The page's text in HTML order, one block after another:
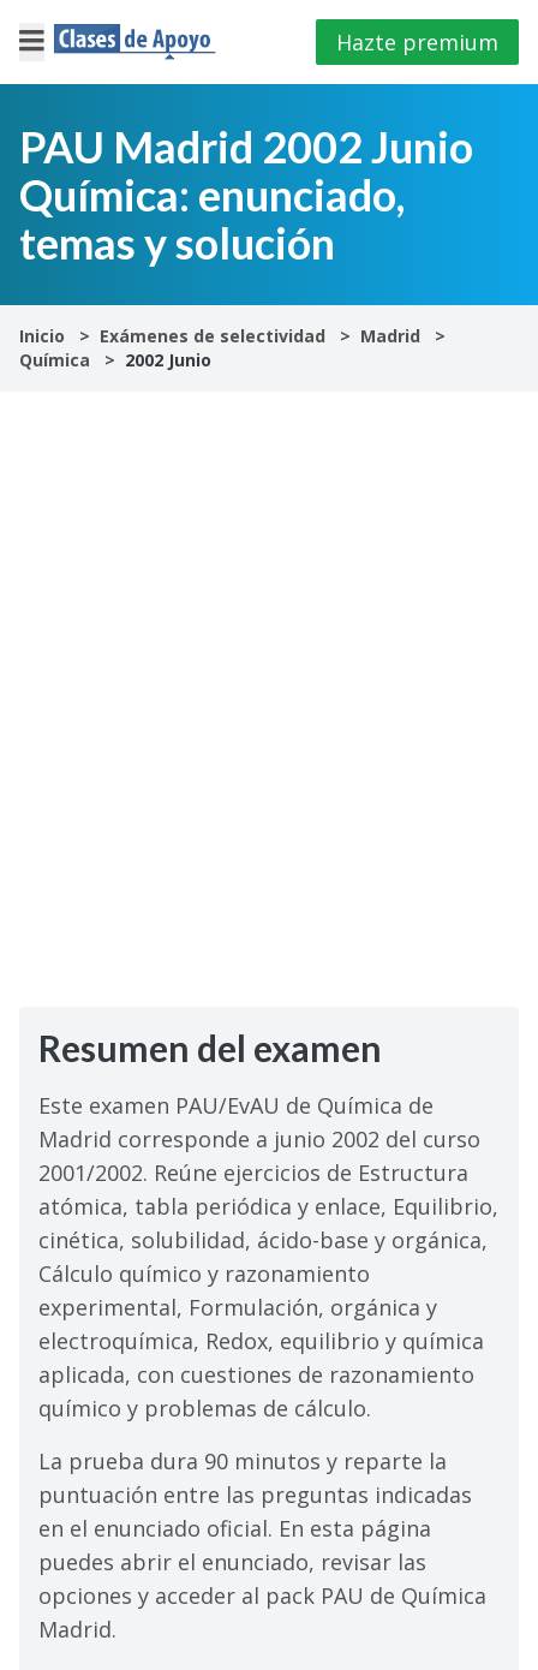
×
Iniciar
sesión
E.S.O
Hazte premium
PAU Madrid 2002 Junio
Química: enunciado,
temas y solución
Inicio Exámenes de selectividad
Madrid
Química
2002 Junio
Resumen del examen
Este examen PAU/EvAU de Química de
Madrid corresponde a junio 2002 del curso
2001/2002. Reúne ejercicios de Estructura
atómica, tabla periódica y enlace, Equilibrio,
cinética, solubilidad, ácido-base y orgánica,
Cálculo químico y razonamiento
experimental, Formulación, orgánica y
electroquímica, Redox, equilibrio y química
aplicada, con cuestiones de razonamiento
químico y problemas de cálculo.
La prueba dura 90 minutos y reparte la
puntuación entre las preguntas indicadas
en el enunciado oficial. En esta página
puedes abrir el enunciado, revisar las
opciones y acceder al pack PAU de Química
Madrid.